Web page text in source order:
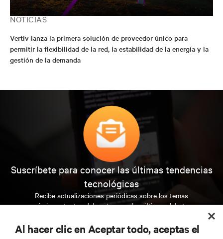
NOTICIAS
Vertiv lanza la primera solución de proveedor único para
permitir la flexibilidad de la red, la estabilidad de la energía y la
gestión de la demanda
Suscríbete para conocer las últimas tendencias
tecnológicas
Recibe actualizaciones periódicas sobre los temas
más importantes del sector, con los últimos debates
centros de datos y gestión de infraestructuras.
Al hacer clic en Aceptar todo, aceptas el